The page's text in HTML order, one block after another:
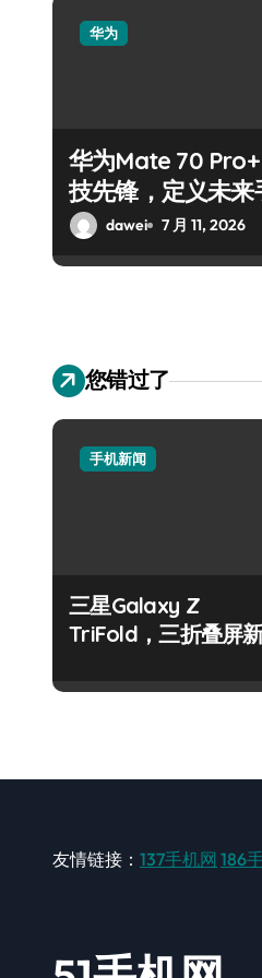
华为
华为Mate 70
技先锋，定义未来
新高度
dawei 7 月 11, 2026
您错过了
手机新闻
三星Galaxy Z
TriFold，三折叠屏新
友情链接： 137手机网 186